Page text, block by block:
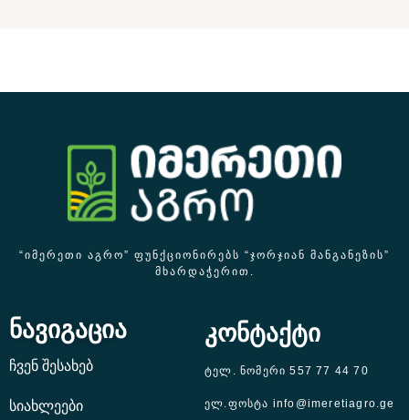
“ᲘᲛᲔᲠᲔᲗᲘ ᲐᲒᲠᲝ” ᲤᲣᲜᲥᲪᲘᲝᲜᲘᲠᲔᲑᲡ “ᲯᲝᲠᲯᲘᲐᲜ ᲛᲐᲜᲒᲐᲜᲔᲖᲘᲡ”
ᲛᲮᲐᲠᲓᲐᲭᲔᲠᲘᲗ.
ნავიგაცია
ჩვენ შესახებ
სიახლეები
კონტაქტი
ტელ. ნომერი 557 77 44 70
ელ.ფოსტა info@imeretiagro.ge